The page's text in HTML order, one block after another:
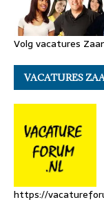
Volg vacatures
VACATURES
https://